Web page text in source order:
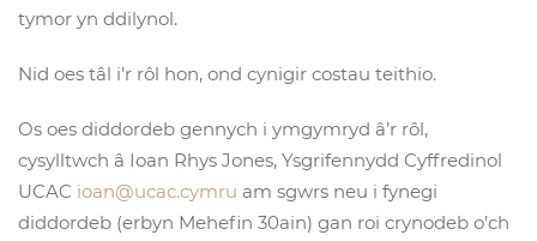
tymor yn ddilynol.
Nid oes tâl i’r rôl hon, ond cynigir costau teithio.
Os oes diddordeb gennych i ymgymryd â’r rôl,
cysylltwch â Ioan Rhys Jones, Ysgrifennydd Cyffredinol
UCAC ioan@ucac.cymru am sgwrs neu i fynegi
diddordeb (erbyn Mehefin 30ain) gan roi crynodeb o’ch